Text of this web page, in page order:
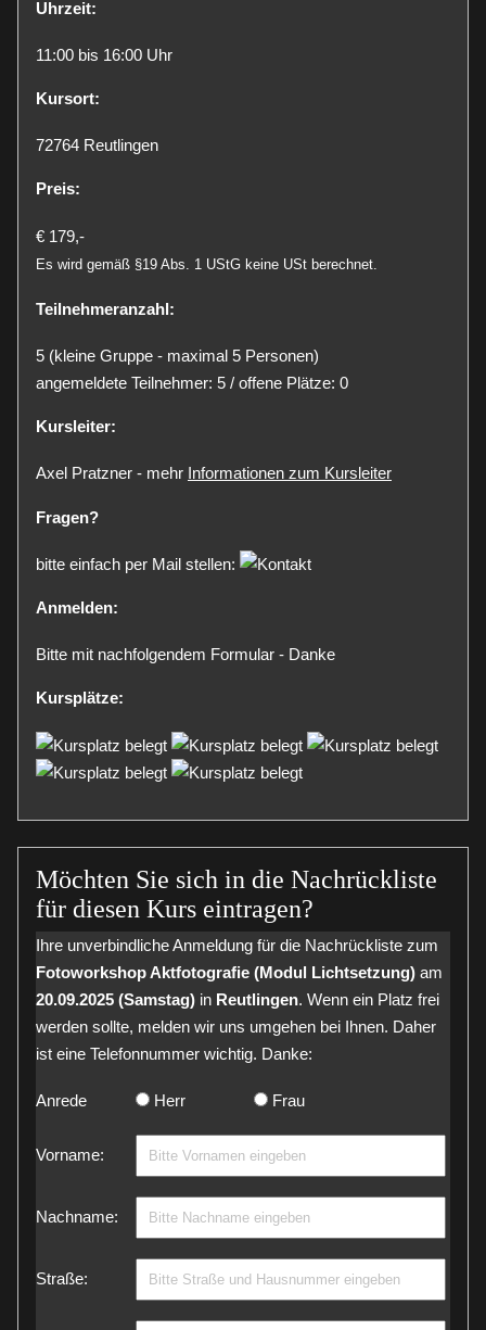
Uhrzeit:
11:00 bis 16:00 Uhr
Kursort:
72764 Reutlingen
Preis:
€ 179,-
Es wird gemäß §19 Abs. 1 UStG keine USt berechnet.
Teilnehmeranzahl:
5 (kleine Gruppe - maximal 5 Personen)
angemeldete Teilnehmer: 5 / offene Plätze: 0
Kursleiter:
Axel Pratzner - mehr Informationen zum Kursleiter
Fragen?
bitte einfach per Mail stellen:
Anmelden:
Bitte mit nachfolgendem Formular - Danke
Kursplätze:
Möchten Sie sich in die Nachrückliste
für diesen Kurs eintragen?
Ihre unverbindliche Anmeldung für die Nachrückliste zum
Fotoworkshop Aktfotografie (Modul Lichtsetzung) am
20.09.2025 (Samstag) in Reutlingen. Wenn ein Platz frei
werden sollte, melden wir uns umgehen bei Ihnen. Daher
ist eine Telefonnummer wichtig. Danke:
Anrede Herr Frau
Vorname:
Nachname:
Straße: